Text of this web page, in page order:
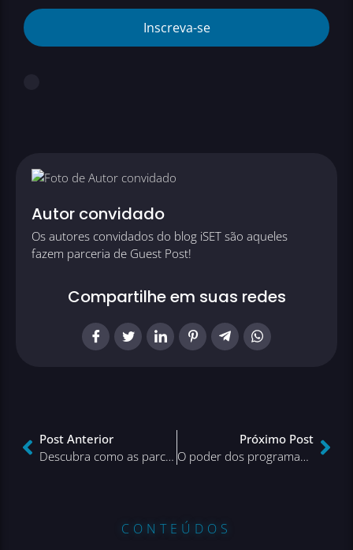
Inscreva-se
Autor convidado
Os autores convidados do blog iSET são aqueles
fazem parceria de Guest Post!
Compartilhe em suas redes
Post Anterior
Descubra como as parcerias podem transformar seu e-commerce
Próximo Post
O poder dos programas de fidelidade no mundo moderno
CONTEÚDOS